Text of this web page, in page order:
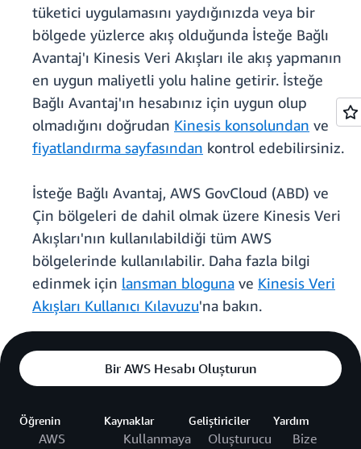
tüketici uygulamasını yaydığınızda veya bir
bölgede yüzlerce akış olduğunda İsteğe Bağlı
Avantaj'ı Kinesis Veri Akışları ile akış yapmanın
en uygun maliyetli yolu haline getirir. İsteğe
Bağlı Avantaj'ın hesabınız için uygun olup
olmadığını doğrudan Kinesis konsolundan ve
fiyatlandırma sayfasından kontrol edebilirsiniz.
İsteğe Bağlı Avantaj, AWS GovCloud (ABD) ve
Çin bölgeleri de dahil olmak üzere Kinesis Veri
Akışları'nın kullanılabildiği tüm AWS
bölgelerinde kullanılabilir. Daha fazla bilgi
edinmek için lansman bloguna ve Kinesis Veri
Akışları Kullanıcı Kılavuzu'na bakın.
Bir AWS Hesabı Oluşturun
Öğrenin
AWS
Kaynaklar
Kullanmaya
Geliştiriciler
Oluşturucu
Yardım
Bize